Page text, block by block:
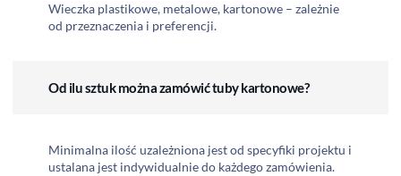
Wieczka plastikowe, metalowe, kartonowe – zależnie
od przeznaczenia i preferencji.
Od ilu sztuk można zamówić tuby kartonowe?
Minimalna ilość uzależniona jest od specyfiki projektu i
ustalana jest indywidualnie do każdego zamówienia.